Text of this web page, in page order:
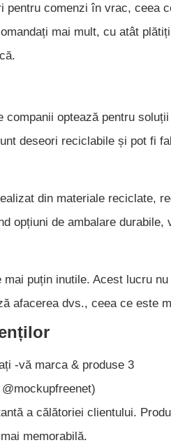
pentru comenzi în vrac, ceea
mai mult, cu atât
optează pentru
deseori reciclabile și pot fi
din materiale reciclate,
opțiuni de ambalare durabile,
puțin inutile. Acest lucru
afacerea dvs., ceea ce este
@mockupfreenet)
a călătoriei clientului.
memorabilă.